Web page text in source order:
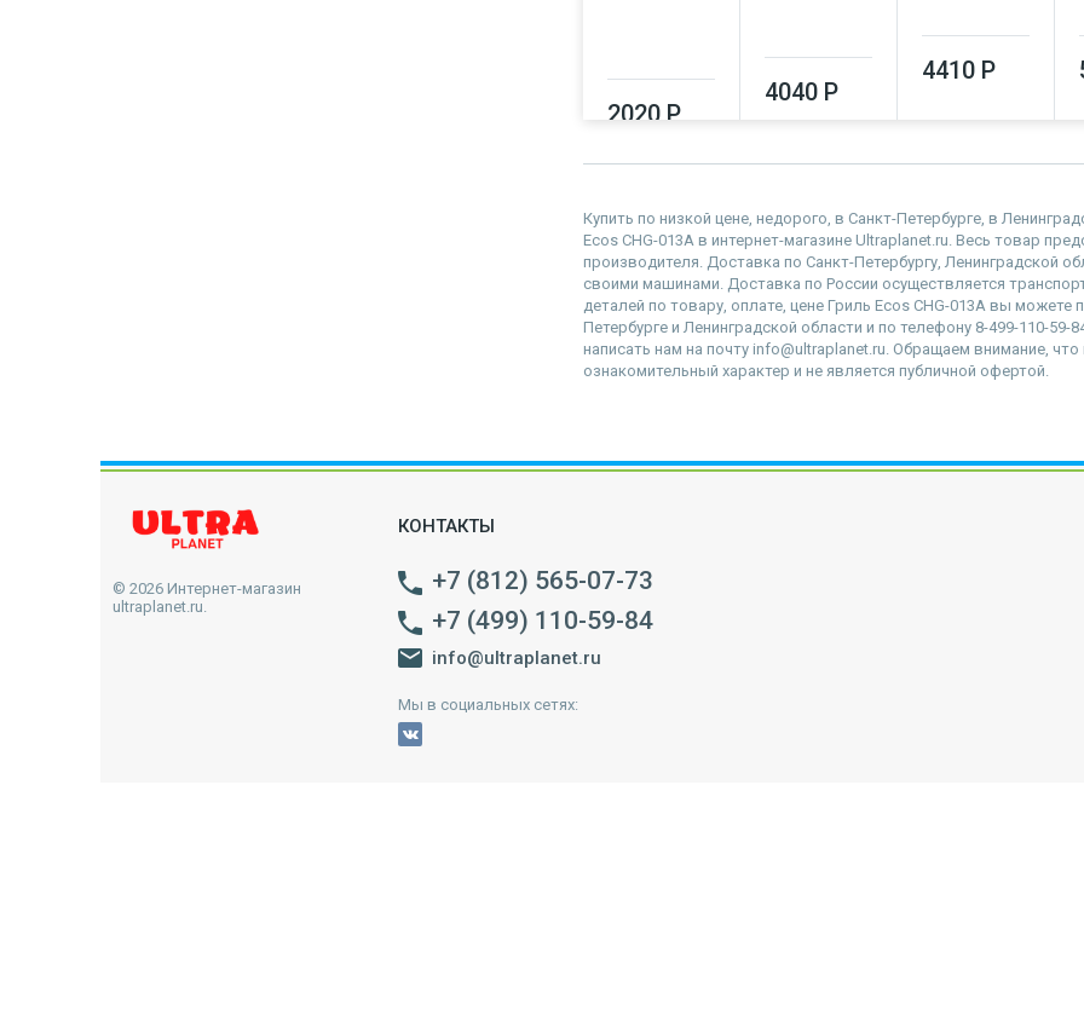
2020 Р
4040 Р
4410 Р
Купить по низкой цене, недорого, в Санкт-Петербурге, в
Ecos CHG-013A в интернет-магазине Ultraplanet.ru. Весь товар
производителя. Доставка по Санкт-Петербургу, Ленинградской
своими машинами. Доставка по России осуществляется
деталей по товару, оплате, цене Гриль Ecos CHG-013A вы можете
Петербурге и Ленинградской области и по телефону 8-499-110-
написать нам на почту info@ultraplanet.ru. Обращаем внимание,
ознакомительный характер и не является публичной офертой.
© 2026 Интернет-магазин
ultraplanet.ru.
КОНТАКТЫ
+7 (812) 565-07-73
+7 (499) 110-59-84
info@ultraplanet.ru
Мы в социальных сетях: